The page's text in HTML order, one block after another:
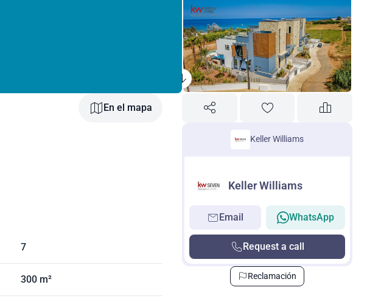
En el mapa
7
300 m²
Keller Williams
Keller Williams
Email WhatsApp
Request a call
Reclamación